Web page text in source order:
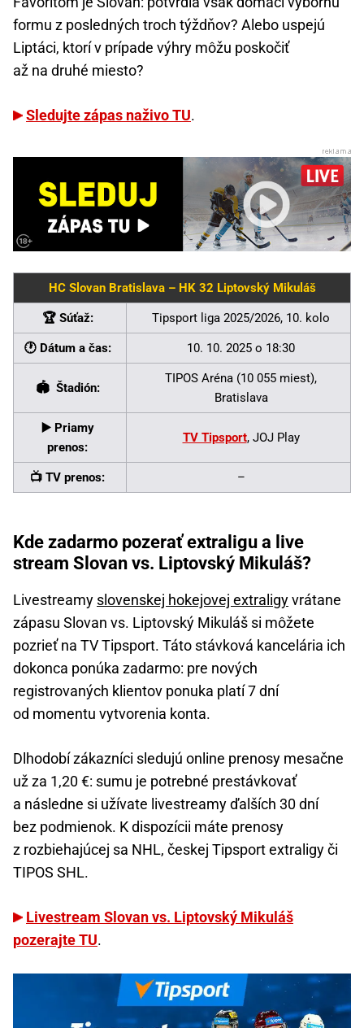
formu z posledných troch týždňov? Alebo uspejú
Liptáci, ktorí v prípade výhry môžu poskočiť
až na druhé miesto?
Sledujte zápas naživo TU.
HC Slovan Bratislava – HK 32 Liptovský Mikuláš
🏆 Súťaž: Tipsport liga 2025/2026, 10. kolo
🕐 Dátum a čas: 10. 10. 2025 o 18:30
🏟 Štadión:
TIPOS Aréna (10 055 miest),
Bratislava
▶️ Priamy
prenos:
TV Tipsport, JOJ Play
📺 TV prenos: –
Kde zadarmo pozerať extraligu a live
stream Slovan vs. Liptovský Mikuláš?
Livestreamy slovenskej hokejovej extraligyvrátane
zápasu Slovan vs. Liptovský Mikuláš si môžete
pozrieť na TV Tipsport. Táto stávková kancelária ich
dokonca ponúka zadarmo: pre nových
registrovaných klientov ponuka platí 7 dní
od momentu vytvorenia konta.
Dlhodobí zákazníci sledujú online prenosy mesačne
už za 1,20 €: sumu je potrebné prestávkovať
a následne si užívate livestreamy ďalších 30 dní
bez podmienok. K dispozícii máte prenosy
z rozbiehajúcej sa NHL, českej Tipsport extraligy či
TIPOS SHL.
Livestream Slovan vs. Liptovský Mikuláš
pozerajte TU.